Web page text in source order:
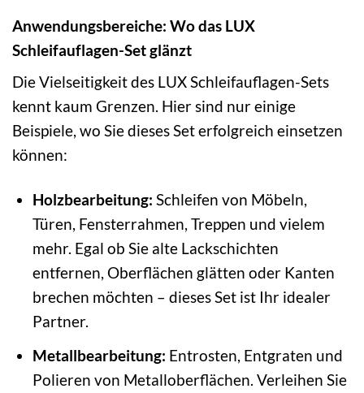
Anwendungsbereiche: Wo das LUX
Schleifauflagen-Set glänzt
Die Vielseitigkeit des LUX Schleifauflagen-Sets
kennt kaum Grenzen. Hier sind nur einige
Beispiele, wo Sie dieses Set erfolgreich einsetzen
können:
Holzbearbeitung: Schleifen von Möbeln,
Türen, Fensterrahmen, Treppen und vielem
mehr. Egal ob Sie alte Lackschichten
entfernen, Oberflächen glätten oder Kanten
brechen möchten – dieses Set ist Ihr idealer
Partner.
Metallbearbeitung: Entrosten, Entgraten und
Polieren von Metalloberflächen. Verleihen Sie